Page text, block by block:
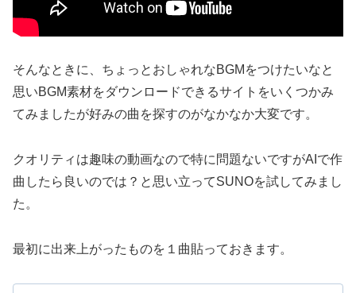
そんなときに、ちょっとおしゃれなBGMをつけたいなと
思いBGM素材をダウンロードできるサイトをいくつかみ
てみましたが好みの曲を探すのがなかなか大変です。
クオリティは趣味の動画なので特に問題ないですがAIで作
曲したら良いのでは？と思い立ってSUNOを試してみまし
た。
最初に出来上がったものを１曲貼っておきます。